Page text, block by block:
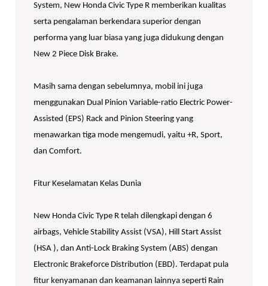
System, New Honda Civic Type R memberikan kualitas
serta pengalaman berkendara superior dengan
performa yang luar biasa yang juga didukung dengan
New 2 Piece Disk Brake.
Masih sama dengan sebelumnya, mobil ini juga
menggunakan Dual Pinion Variable-ratio Electric Power-
Assisted (EPS) Rack and Pinion Steering yang
menawarkan tiga mode mengemudi, yaitu +R, Sport,
dan Comfort.
Fitur Keselamatan Kelas Dunia
New Honda Civic Type R telah dilengkapi dengan 6
airbags, Vehicle Stability Assist (VSA), Hill Start Assist
(HSA ), dan Anti-Lock Braking System (ABS) dengan
Electronic Brakeforce Distribution (EBD). Terdapat pula
fitur kenyamanan dan keamanan lainnya seperti Rain